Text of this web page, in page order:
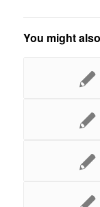
You might